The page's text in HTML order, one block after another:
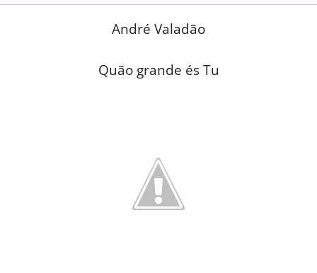
André Valadão
Quão grande és Tu